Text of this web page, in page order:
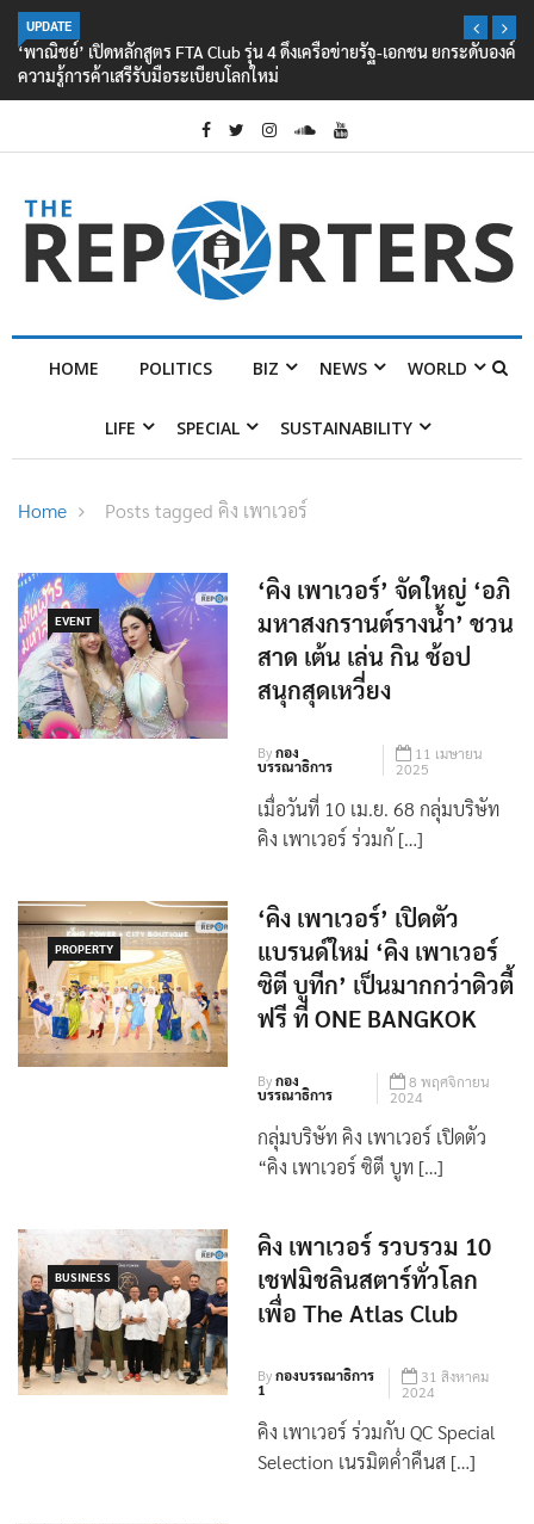
UPDATE
‘พาณิชย์’ เปิดหลักสูตร FTA Club รุ่น 4 ดึงเครือข่ายรัฐ-เอกชน ยกระดับองค์
ความรู้การค้าเสรีรับมือระเบียบโลกใหม่
HOME POLITICS BIZ NEWS WORLD
LIFE SPECIAL SUSTAINABILITY
Home Posts tagged คิง เพาเวอร์
EVENT
‘คิง เพาเวอร์’ จัดใหญ่ ‘อภิ
มหาสงกรานต์รางน้ำ’ ชวน
สาด เต้น เล่น กิน ช้อป
สนุกสุดเหวี่ยง
Byกอง
บรรณาธิการ
11 เมษายน
2025
เมื่อวันที่ 10 เม.ย. 68 กลุ่มบริษัท
คิง เพาเวอร์ ร่วมกั […]
PROPERTY
‘คิง เพาเวอร์’ เปิดตัว
แบรนด์ใหม่ ‘คิง เพาเวอร์
ซิตี บูทีก’ เป็นมากกว่าดิวตี้
ฟรี ที่ ONE BANGKOK
Byกอง
บรรณาธิการ
8 พฤศจิกายน
2024
กลุ่มบริษัท คิง เพาเวอร์ เปิดตัว
“คิง เพาเวอร์ ซิตี บูท […]
BUSINESS
คิง เพาเวอร์ รวบรวม 10
เชฟมิชลินสตาร์ทั่วโลก​
เพื่อ The Atlas Club
Byกองบรรณาธิการ
1
31 สิงหาคม
2024
คิง เพาเวอร์ ร่วมกับ QC Special
Selection เนรมิตค่ำคืนส […]